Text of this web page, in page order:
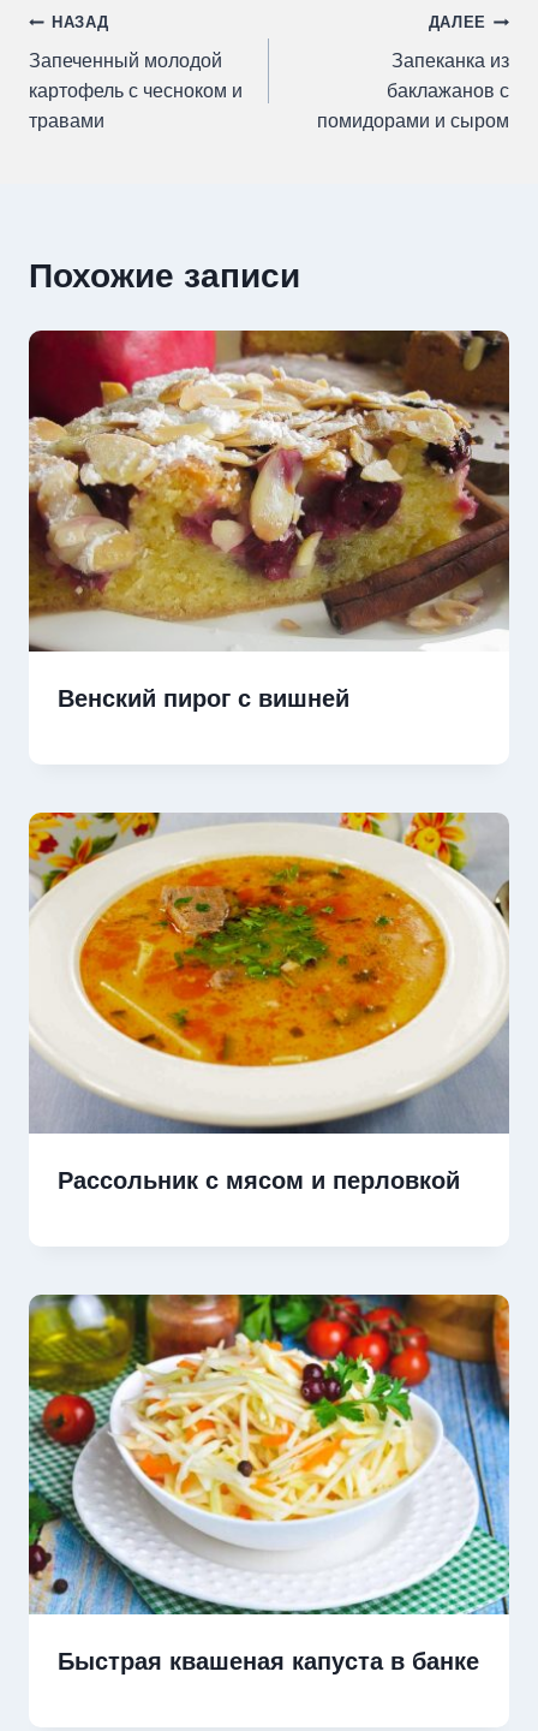
Навигация
по
записям
НАЗАД
Запеченный молодой
картофель с чесноком и
травами
ДАЛЕЕ
Запеканка из
баклажанов с
помидорами и сыром
Похожие записи
Венский пирог с вишней
Рассольник с мясом и перловкой
Быстрая квашеная капуста в банке